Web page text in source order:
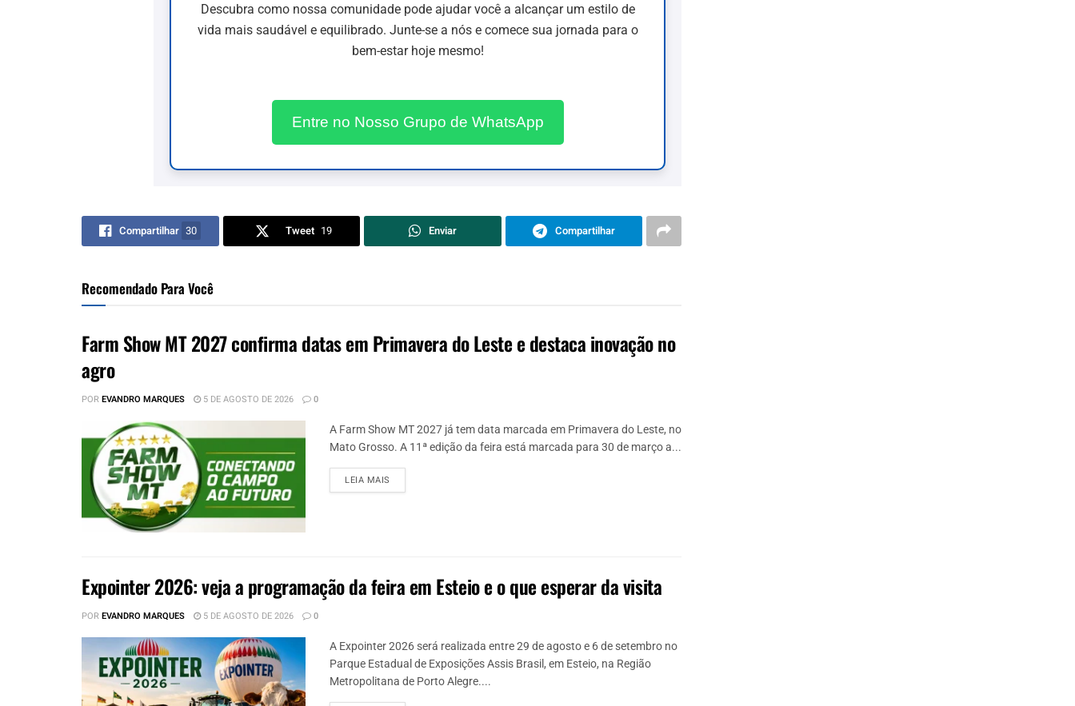
Descubra como nossa comunidade pode ajudar você a alcançar um estilo de
vida mais saudável e equilibrado. Junte-se a nós e comece sua jornada para o
bem-estar hoje mesmo!
Entre no Nosso Grupo de WhatsApp
Compartilhar 30 Tweet 19 Enviar Compartilhar
Recomendado Para Você
Farm Show MT 2027 confirma datas em Primavera do Leste e destaca inovação no
agro
POREVANDRO MARQUES 5 DE AGOSTO DE 2026 0
A Farm Show MT 2027 já tem data marcada em Primavera do Leste, no
Mato Grosso. A 11ª edição da feira está marcada para 30 de março a...
LEIA MAIS
Expointer 2026: veja a programação da feira em Esteio e o que esperar da visita
POREVANDRO MARQUES 5 DE AGOSTO DE 2026 0
A Expointer 2026 será realizada entre 29 de agosto e 6 de setembro no
Parque Estadual de Exposições Assis Brasil, em Esteio, na Região
Metropolitana de Porto Alegre....